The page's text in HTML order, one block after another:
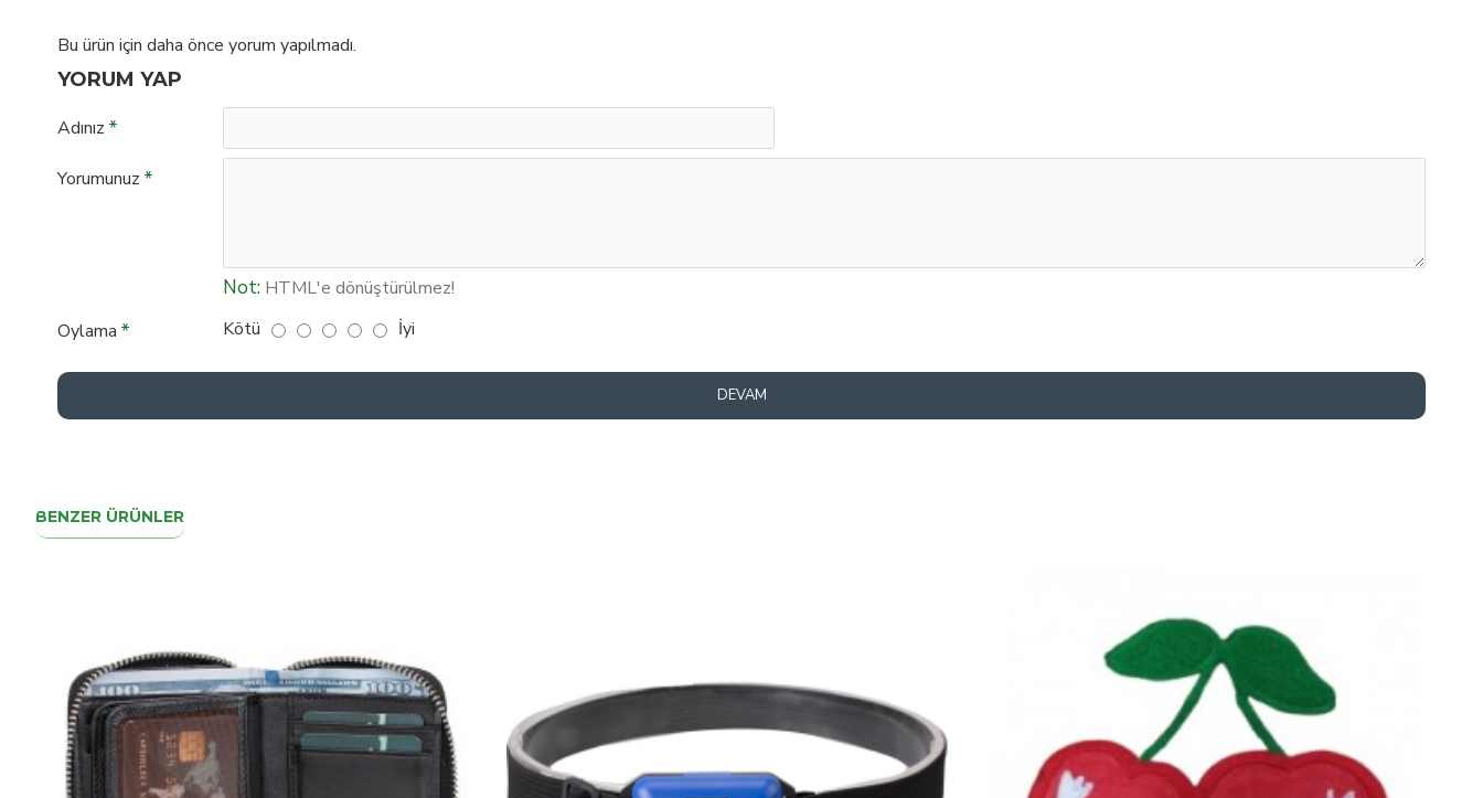
Bu ürün için daha önce yorum yapılmadı.
YORUM YAP
Adınız
Yorumunuz
Not: HTML'e dönüştürülmez!
Oylama
Kötü İyi
DEVAM
BENZER ÜRÜNLER